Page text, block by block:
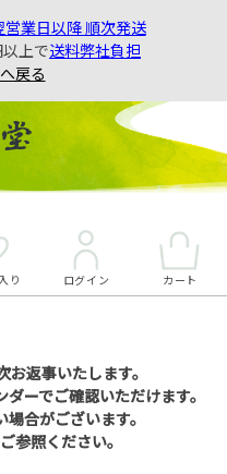
営業日以降 順次発送
上で送料弊社負担
戻る
り ログイン カート
返事いたします。
ーでご確認いただけます。
合がございます。
参照ください。